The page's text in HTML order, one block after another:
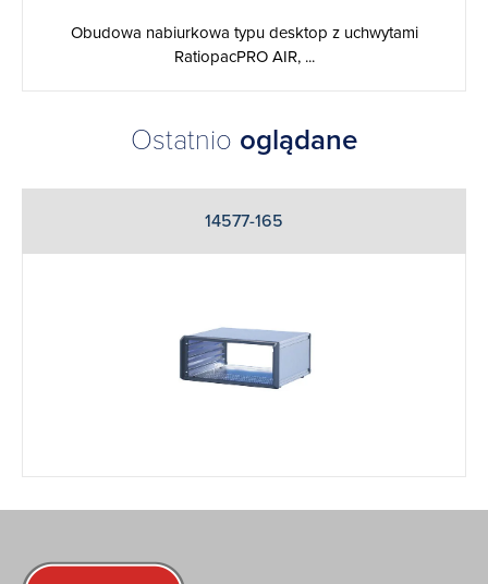
Obudowa nabiurkowa typu desktop z uchwytami
RatiopacPRO AIR, ...
Ostatnio oglądane
14577-165